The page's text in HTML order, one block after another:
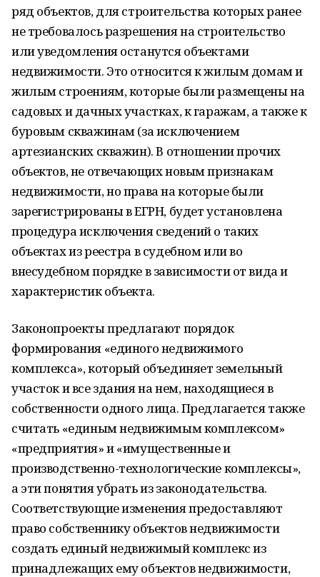
ряд объектов, для строительства которых ранее
не требовалось разрешения на строительство
или уведомления останутся объектами
недвижимости. Это относится к жилым домам и
жилым строениям, которые были размещены на
садовых и дачных участках, к гаражам, а также к
буровым скважинам (за исключением
артезианских скважин). В отношении прочих
объектов, не отвечающих новым признакам
недвижимости, но права на которые были
зарегистрированы в ЕГРН, будет установлена
процедура исключения сведений о таких
объектах из реестра в судебном или во
внесудебном порядке в зависимости от вида и
характеристик объекта.
Законопроекты предлагают порядок
формирования «единого недвижимого
комплекса», который объединяет земельный
участок и все здания на нем, находящиеся в
собственности одного лица. Предлагается также
считать «единым недвижимым комплексом»
«предприятия» и «имущественные и
производственно-технологические комплексы»,
а эти понятия убрать из законодательства.
Соответствующие изменения предоставляют
право собственнику объектов недвижимости
создать единый недвижимый комплекс из
принадлежащих ему объектов недвижимости,